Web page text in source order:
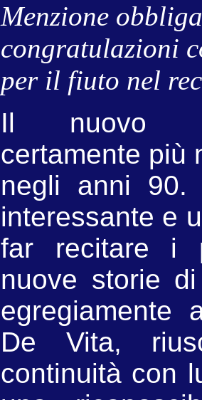
Menzione
congratulazioni
per il fiuto nel
Il nuovo
certamente più
negli anni 90.
interessante e
far recitare i
nuove storie
egregiamente
De Vita,
continuità con